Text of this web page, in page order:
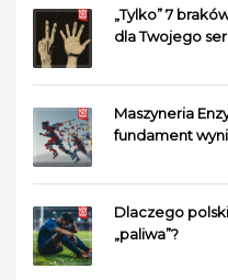
„Tylko” 7
dla Twojego
Maszyneria
fundament
Dlaczego
„paliwa”?